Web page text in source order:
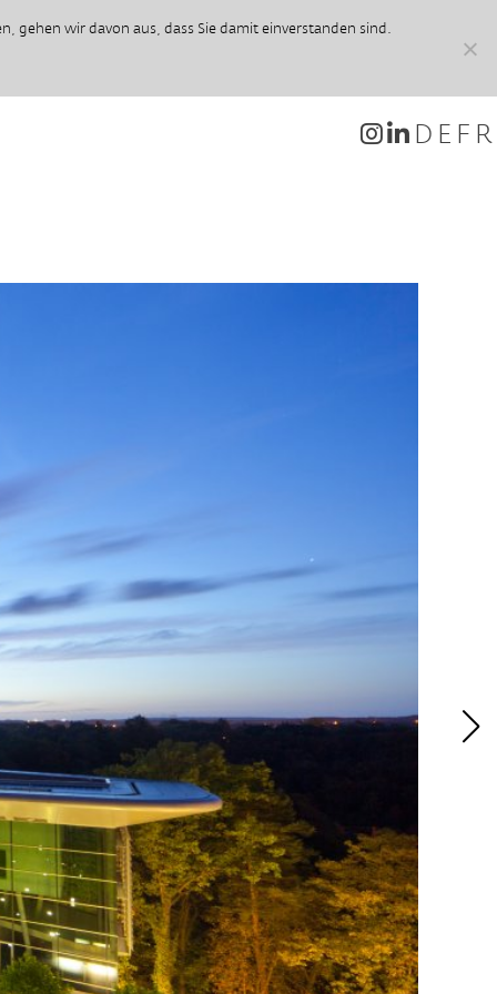
DE FR
gehen wir davon aus, dass Sie damit einverstanden sind.